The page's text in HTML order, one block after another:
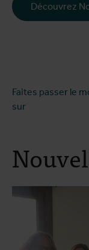
Découvrez
Faites passer le
sur